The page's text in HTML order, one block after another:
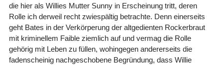
die hier als Willies Mutter Sunny in Erscheinung tritt, deren
Rolle ich derweil recht zwiespältig betrachte. Denn einerseits
geht Bates in der Verkörperung der altgedienten Rockerbraut
mit kriminellem Faible ziemlich auf und vermag die Rolle
gehörig mit Leben zu füllen, wohingegen andererseits die
fadenscheinig nachgeschobene Begründung, dass Willie